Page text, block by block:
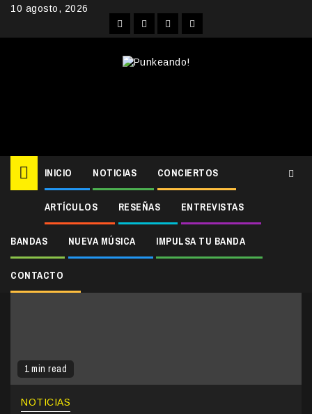
Skip10 agosto, 2026
FacebookInstagram
YouTubeTwitter
INICIO NOTICIAS CONCIERTOS
ARTÍCULOS RESEÑAS ENTREVISTAS
BANDAS NUEVA MÚSICA IMPULSA TU BANDA
CONTACTO
noruega
noruega
1 min read
NOTICIAS